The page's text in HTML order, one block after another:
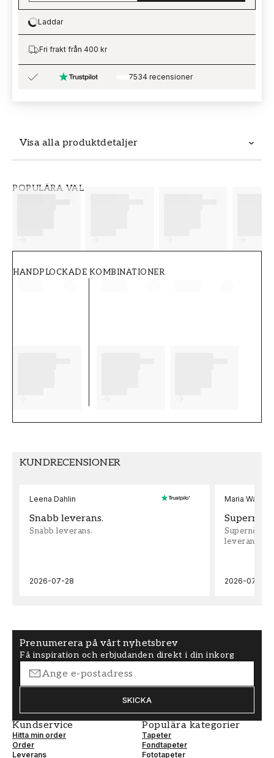
Visa alla produktdetaljer
POPULÄRA VAL
HANDPLOCKADE KOMBINATIONER
Loading…
Laddar
Fri frakt från 400 kr
7534 recensioner
KUNDRECENSIONER
Leena Dahlin
Snabb leverans.
Snabb leverans.
2026-07-28
Maria
leveran,
2026-07-22
Prenumerera på vårt nyhetsbrev
Få inspiration och erbjudanden direkt i din inkorg
SKICKA
Kundservice
Hitta min order
Order
Leverans
Populära kategorier
Tapeter
Fondtapeter
Fototapeter